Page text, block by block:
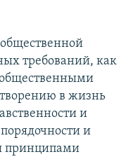
требований, как
общественными
в жизнь
и
и
принципами